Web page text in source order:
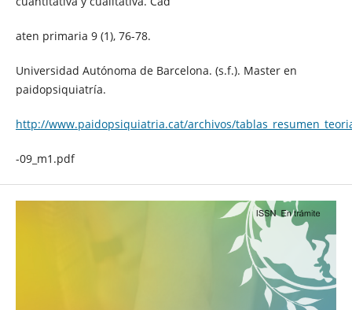
aten primaria 9 (1), 76-78.
Universidad Autónoma de Barcelona. (s.f.). Master en
paidopsiquiatría.
http://www.paidopsiquiatria.cat/archivos/
-09_m1.pdf